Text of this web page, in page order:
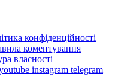
конфіденційності
коментування
власності
instagram telegram